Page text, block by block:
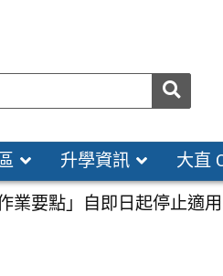
送出
升學資訊 大直
業要點」自即日起停止適用